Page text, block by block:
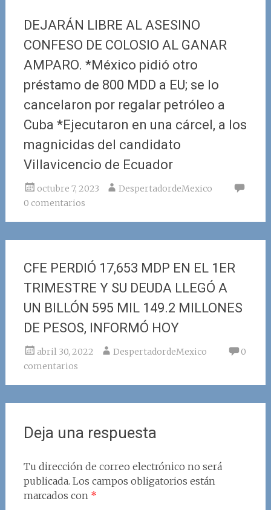
DEJARÁN LIBRE AL ASESINO
CONFESO DE COLOSIO AL GANAR
AMPARO. *México pidió otro
préstamo de 800 MDD a EU; se lo
cancelaron por regalar petróleo a
Cuba *Ejecutaron en una cárcel, a los
magnicidas del candidato
Villavicencio de Ecuador
octubre 7, 2023
DespertadordeMexico
0 comentarios
CFE PERDIÓ 17,653 MDP EN EL 1ER
TRIMESTRE Y SU DEUDA LLEGÓ A
UN BILLÓN 595 MIL 149.2 MILLONES
DE PESOS, INFORMÓ HOY
abril 30, 2022 DespertadordeMexico
0
comentarios
Deja una respuesta
Tu dirección de correo electrónico no será
publicada. Los campos obligatorios están
marcados con *